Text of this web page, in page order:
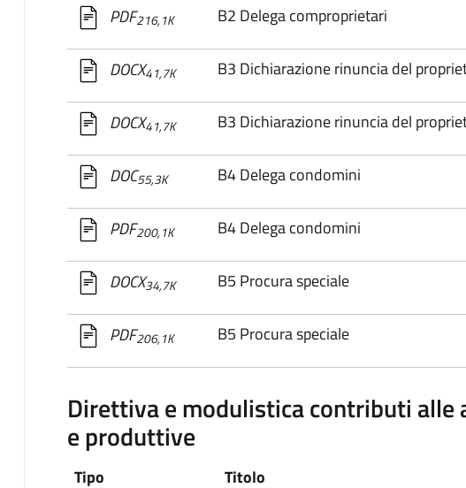
PDF216,1K B2 Delega comproprietari
DOCX41,7K B3 Dichiarazione rinuncia del
DOCX41,7K B3 Dichiarazione rinuncia del
DOC55,3K B4 Delega condomini
PDF200,1K B4 Delega condomini
DOCX34,7K B5 Procura speciale
PDF206,1K B5 Procura speciale
Direttiva e modulistica contributi alle
e produttive
Tipo Titolo